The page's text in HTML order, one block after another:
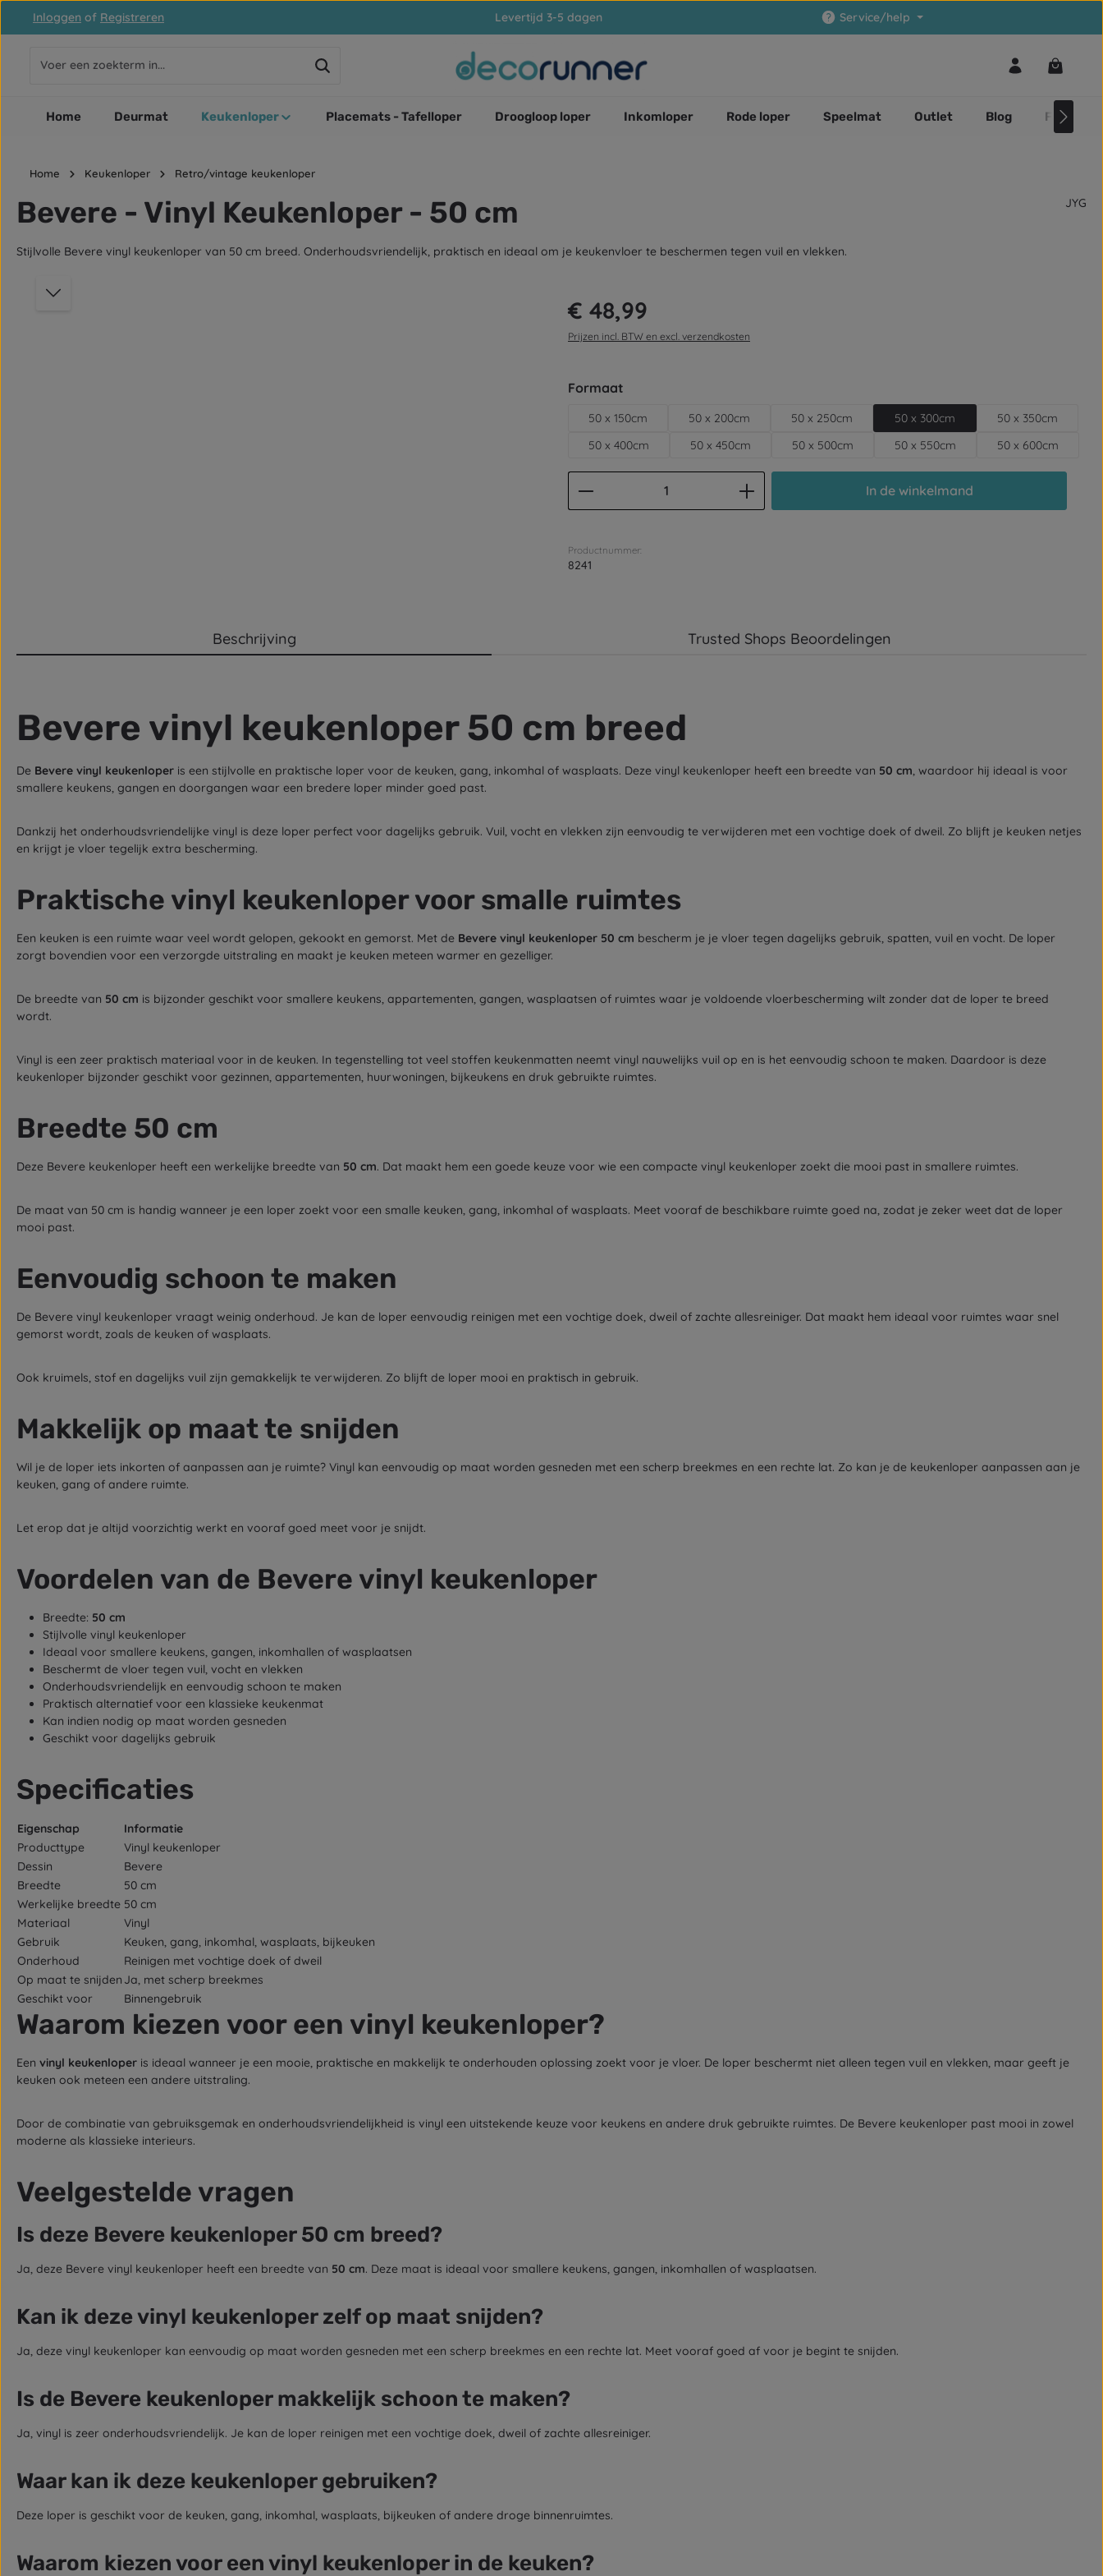
de hoofdinhoud
Ga naar de zoekopdracht
Ga naar de hoofdnavigatie
Inloggen of Registreren Levertijd 3-5 dagen Service/help
Home Deurmat Keukenloper Placemats - Tafelloper Droogloop loper Inkomloper Rode loper Speelmat Outlet Blog Faq
Home Keukenloper Retro/vintage keukenloper
Bevere - Vinyl Keukenloper - 50 cm JYG
Stijlvolle Bevere vinyl keukenloper van 50 cm breed. Onderhoudsvriendelijk, praktisch en ideaal om je keukenvloer te beschermen tegen vuil en vlekken.
Afbeeldingengalerij overslaan Normale prijs:
€ 48,99
Prijzen incl. BTW en excl. verzendkosten
Selecteer
Formaat
50 x 150cm 50 x 200cm 50 x 250cm 50 x 300cm
50 x 350cm
50 x 400cm
50 x 450cm 50 x 500cm 50 x 550cm 50 x 600cm
Producthoeveelheid: Voer de gewenste hoeveelheid in
In de winkelmand
Productnummer:
8241
Beschrijving Trusted Shops Beoordelingen
Bevere vinyl keukenloper 50 cm breed
De Bevere vinyl keukenloper is een stijlvolle en praktische loper voor de keuken, gang, inkomhal of wasplaats. Deze vinyl keukenloper heeft een breedte van 50 cm, waardoor hij ideaal is voor
smallere keukens, gangen en doorgangen waar een bredere loper minder goed past.
Dankzij het onderhoudsvriendelijke vinyl is deze loper perfect voor dagelijks gebruik. Vuil, vocht en vlekken zijn eenvoudig te verwijderen met een vochtige doek of dweil. Zo blijft je keuken netjes
en krijgt je vloer tegelijk extra bescherming.
Praktische vinyl keukenloper voor smalle ruimtes
Een keuken is een ruimte waar veel wordt gelopen, gekookt en gemorst. Met de Bevere vinyl keukenloper 50 cm bescherm je je vloer tegen dagelijks gebruik, spatten, vuil en vocht. De loper
zorgt bovendien voor een verzorgde uitstraling en maakt je keuken meteen warmer en gezelliger.
De breedte van 50 cm is bijzonder geschikt voor smallere keukens, appartementen, gangen, wasplaatsen of ruimtes waar je voldoende vloerbescherming wilt zonder dat de loper te breed
wordt.
Vinyl is een zeer praktisch materiaal voor in de keuken. In tegenstelling tot veel stoffen keukenmatten neemt vinyl nauwelijks vuil op en is het eenvoudig schoon te maken. Daardoor is deze
keukenloper bijzonder geschikt voor gezinnen, appartementen, huurwoningen, bijkeukens en druk gebruikte ruimtes.
Breedte 50 cm
Deze Bevere keukenloper heeft een werkelijke breedte van 50 cm. Dat maakt hem een goede keuze voor wie een compacte vinyl keukenloper zoekt die mooi past in smallere ruimtes.
De maat van 50 cm is handig wanneer je een loper zoekt voor een smalle keuken, gang, inkomhal of wasplaats. Meet vooraf de beschikbare ruimte goed na, zodat je zeker weet dat de loper
mooi past.
Eenvoudig schoon te maken
De Bevere vinyl keukenloper vraagt weinig onderhoud. Je kan de loper eenvoudig reinigen met een vochtige doek, dweil of zachte allesreiniger. Dat maakt hem ideaal voor ruimtes waar snel
gemorst wordt, zoals de keuken of wasplaats.
Ook kruimels, stof en dagelijks vuil zijn gemakkelijk te verwijderen. Zo blijft de loper mooi en praktisch in gebruik.
Makkelijk op maat te snijden
Wil je de loper iets inkorten of aanpassen aan je ruimte? Vinyl kan eenvoudig op maat worden gesneden met een scherp breekmes en een rechte lat. Zo kan je de keukenloper aanpassen aan je
keuken, gang of andere ruimte.
Let erop dat je altijd voorzichtig werkt en vooraf goed meet voor je snijdt.
Voordelen van de Bevere vinyl keukenloper
Breedte: 50 cm
Stijlvolle vinyl keukenloper
Ideaal voor smallere keukens, gangen, inkomhallen of wasplaatsen
Beschermt de vloer tegen vuil, vocht en vlekken
Onderhoudsvriendelijk en eenvoudig schoon te maken
Praktisch alternatief voor een klassieke keukenmat
Kan indien nodig op maat worden gesneden
Geschikt voor dagelijks gebruik
Specificaties
Eigenschap
Informatie
Producttype
Vinyl keukenloper
Dessin
Bevere
Breedte
50 cm
Werkelijke breedte 50 cm
Materiaal
Vinyl
Gebruik
Keuken, gang, inkomhal, wasplaats, bijkeuken
Onderhoud
Reinigen met vochtige doek of dweil
Op maat te snijden Ja, met scherp breekmes
Geschikt voor
Binnengebruik
Waarom kiezen voor een vinyl keukenloper?
Een vinyl keukenloper is ideaal wanneer je een mooie, praktische en makkelijk te onderhouden oplossing zoekt voor je vloer. De loper beschermt niet alleen tegen vuil en vlekken, maar geeft je
keuken ook meteen een andere uitstraling.
Door de combinatie van gebruiksgemak en onderhoudsvriendelijkheid is vinyl een uitstekende keuze voor keukens en andere druk gebruikte ruimtes. De Bevere keukenloper past mooi in zowel
moderne als klassieke interieurs.
Veelgestelde vragen
Is deze Bevere keukenloper 50 cm breed?
Ja, deze Bevere vinyl keukenloper heeft een breedte van 50 cm. Deze maat is ideaal voor smallere keukens, gangen, inkomhallen of wasplaatsen.
Kan ik deze vinyl keukenloper zelf op maat snijden?
Ja, deze vinyl keukenloper kan eenvoudig op maat worden gesneden met een scherp breekmes en een rechte lat. Meet vooraf goed af voor je begint te snijden.
Is de Bevere keukenloper makkelijk schoon te maken?
Ja, vinyl is zeer onderhoudsvriendelijk. Je kan de loper reinigen met een vochtige doek, dweil of zachte allesreiniger.
Waar kan ik deze keukenloper gebruiken?
Deze loper is geschikt voor de keuken, gang, inkomhal, wasplaats, bijkeuken of andere droge binnenruimtes.
Waarom kiezen voor een vinyl keukenloper in de keuken?